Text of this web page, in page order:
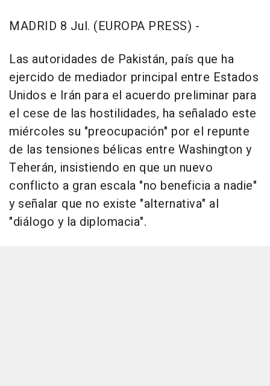
MADRID 8 Jul. (EUROPA PRESS) -
Las autoridades de Pakistán, país que ha
ejercido de mediador principal entre Estados
Unidos e Irán para el acuerdo preliminar para
el cese de las hostilidades, ha señalado este
miércoles su "preocupación" por el repunte
de las tensiones bélicas entre Washington y
Teherán, insistiendo en que un nuevo
conflicto a gran escala "no beneficia a nadie"
y señalar que no existe "alternativa" al
"diálogo y la diplomacia".